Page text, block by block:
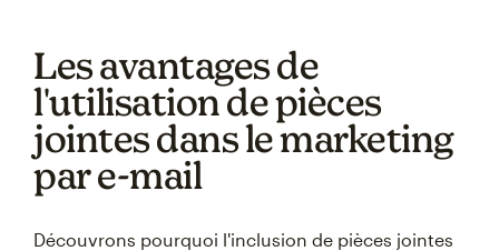
Les avantages de
l'utilisation de pièces
jointes dans le marketing
par e-mail
Découvrons pourquoi l'inclusion de pièces jointes